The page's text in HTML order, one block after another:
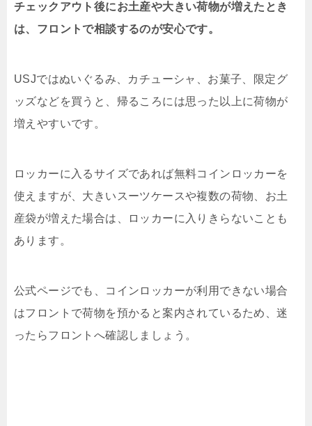
チェックアウト後にお土産や大きい荷物が増えたとき
は、フロントで相談するのが安心です。
USJではぬいぐるみ、カチューシャ、お菓子、限定グ
ッズなどを買うと、帰るころには思った以上に荷物が
増えやすいです。
ロッカーに入るサイズであれば無料コインロッカーを
使えますが、大きいスーツケースや複数の荷物、お土
産袋が増えた場合は、ロッカーに入りきらないことも
あります。
公式ページでも、コインロッカーが利用できない場合
はフロントで荷物を預かると案内されているため、迷
ったらフロントへ確認しましょう。